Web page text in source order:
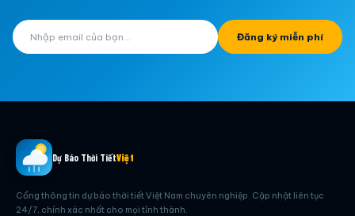
Đăng ký miễn phí
Dự Báo Thời TiếtViệt
Cổng thông tin dự báo thời tiết Việt Nam chuyên nghiệp. Cập nhật liên tục
24/7, chính xác nhất cho mọi tỉnh thành.